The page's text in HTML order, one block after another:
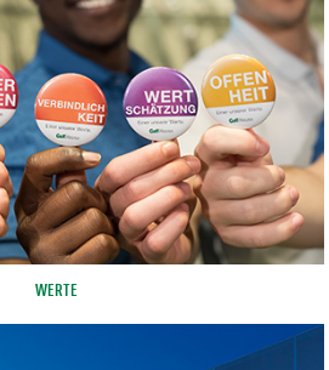
WERTE